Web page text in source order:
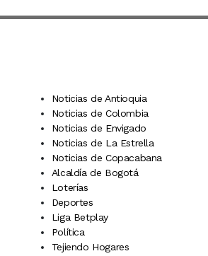
Noticias de Antioquia
Noticias de Colombia
Noticias de Envigado
Noticias de La Estrella
Noticias de Copacabana
Alcaldía de Bogotá
Loterías
Deportes
Liga Betplay
Política
Tejiendo Hogares